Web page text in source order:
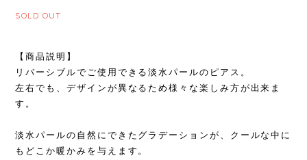
SOLD OUT
【商品説明】
リバーシブルでご使用できる淡水パールのピアス。
左右でも、デザインが異なるため様々な楽しみ方が出来ま
す。
淡水パールの自然にできたグラデーションが、クールな中に
もどこか暖かみを与えます。